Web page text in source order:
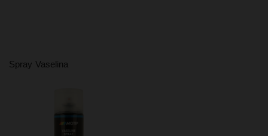
Spray Vaselina